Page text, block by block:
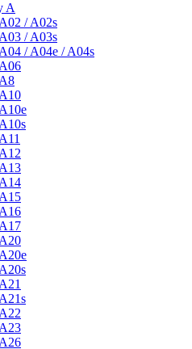
A
A02 / A02s
A03 / A03s
A04 / A04e / A04s
A06
A8
A10
A10e
A10s
A11
A12
A13
A14
A15
A16
A17
A20
A20e
A20s
A21
A21s
A22
A23
A26